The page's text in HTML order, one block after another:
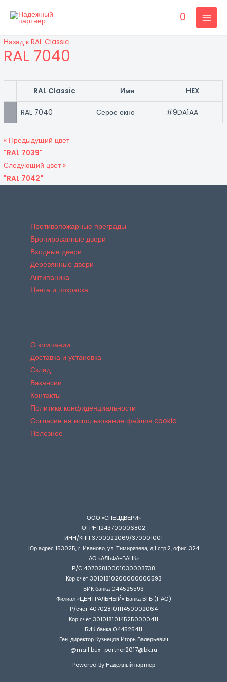
0
Назад к RAL Classic
RAL 7040
RAL Classic Имя HEX
RAL 7040 Серое окно #9DA1AA
« Предыдущий цвет
"RAL 7039"
Следующий цвет »
"RAL 7042"
Противопожарные преграды
Бронированные двери
Входные двери
Деревянные двери
Антипаника
Цвета и покраска
О компании
Доставка и установка
Склад
Вакансии
Контакты
Политика конфиденциальности
Согласие на использование файлов cookie
Полезное
ООО «СПЕЦДВЕРИ»
ОГРН 1243700006802
ИНН/КПП 3700022069/370001001
Юр адрес 153025, г. Иваново, ул. Тимирязева, д.1 стр.2, офис 324
АО «АЛЬФА-БАНК»
Р/С 40702810001030003738
Кор счет 30101810200000000593
БИК банка 044525593
Филиал «ЦЕНТРАЛЬНЫЙ» Банка ВТБ (ПАО)
Р/счет 40702810111450002064
Кор счет 30101810145250000411
БИК банка 044525411
Ген. директор Кузнецов Игорь Валерьевич
@mail bux_partner2017@bk.ru
Powered By Надежный партнер